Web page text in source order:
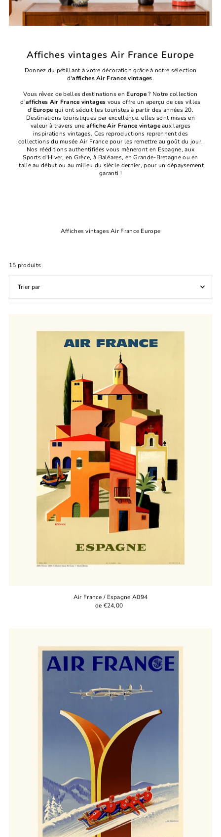
Affiches vintages Air France Europe
Donnez du pétillant à votre décoration grâce à notre sélection
d'affiches Air France vintages.
Vous rêvez de belles destinations en Europe? Notre collection
d'affiches Air France vintages vous offre un aperçu de ces villes
d'Europe qui ont séduit les touristes à partir des années 20.
Destinations touristiques par excellence, elles sont mises en
valeur à travers uneaffiche Air France vintageaux larges
inspirations vintages. Ces reproductions reprennent des
collections du musée Air France pour les remettre au goût du jour.
Nos rééditions authentifiées vous mèneront en Espagne, aux
Sports d'Hiver, en Grèce, à Baléares, en Grande-Bretagne ou en
Italie au début ou au milieu du siècle dernier, pour un dépaysement
garanti !
Affiches vintages Air France Europe
15 produits
En vedette
Alphabétique, de A à Z
Alphabétique, de Z à A
Prix: faible à élevé
Prix: élevé à faible
Date, de la plus ancienne à la plus récente
Date, de la plus récente à la plus ancienne
Air France / Espagne A094
de €24,00